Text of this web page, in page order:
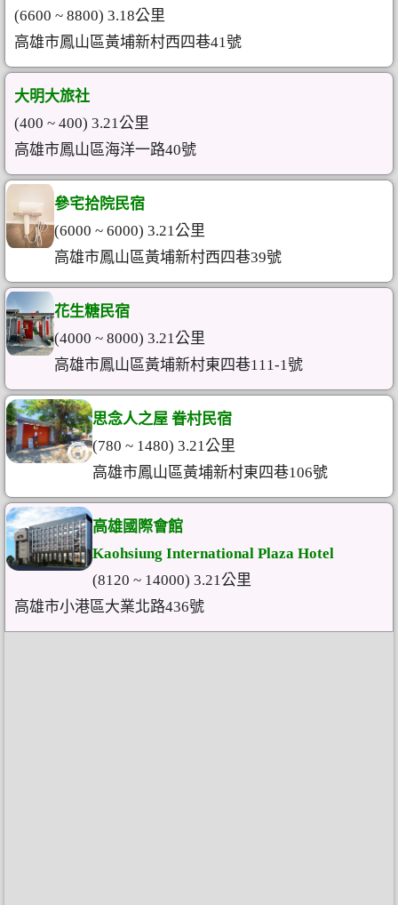
(6600 ~ 8800) 3.18公里
高雄市鳳山區黃埔新村西四巷41號
大明大旅社
(400 ~ 400) 3.21公里
高雄市鳳山區海洋一路40號
參宅拾院民宿
(6000 ~ 6000) 3.21公里
高雄市鳳山區黃埔新村西四巷39號
花生糖民宿
(4000 ~ 8000) 3.21公里
高雄市鳳山區黃埔新村東四巷111-1號
思念人之屋 眷村民宿
(780 ~ 1480) 3.21公里
高雄市鳳山區黃埔新村東四巷106號
高雄國際會館
Kaohsiung International Plaza Hotel
(8120 ~ 14000) 3.21公里
高雄市小港區大業北路436號